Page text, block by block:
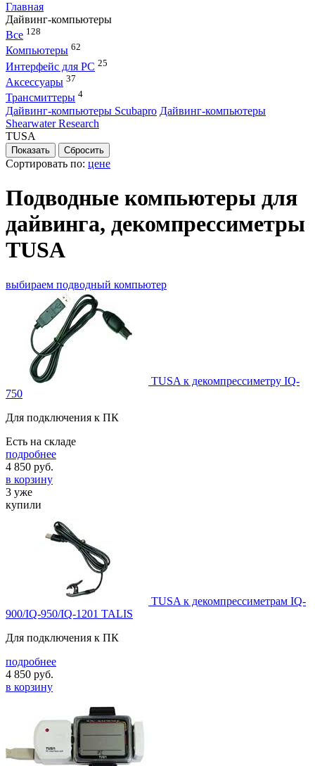
Главная
Дайвинг-компьютеры
Все 128
Компьютеры 62
Интерфейс для PC 25
Аксессуары 37
Трансмиттеры 4
Дайвинг-компьютеры Scubapro Дайвинг-компьютеры
Shearwater Research
TUSA
Сортировать по: цене
Подводные компьютеры для
дайвинга, декомпрессиметры
TUSA
выбираем подводный компьютер
TUSA к декомпрессиметру IQ-
750
Для подключения к ПК
Есть на складе
подробнее
4 850 руб.
в корзину
3 уже
купили
TUSA к декомпрессиметрам IQ-
900/IQ-950/IQ-1201 TALIS
Для подключения к ПК
подробнее
4 850 руб.
в корзину